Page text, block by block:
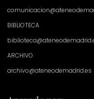
BIBLIOTECA
ARCHIVO
archivo@ateneodemadrid.es